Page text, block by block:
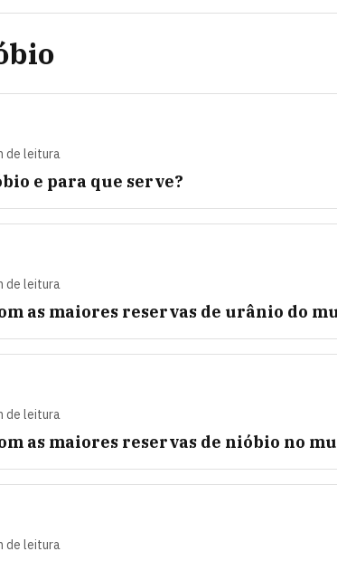
de leitura
e para que serve?
de leitura
as maiores reservas de urânio do
de leitura
as maiores reservas de nióbio no
de leitura